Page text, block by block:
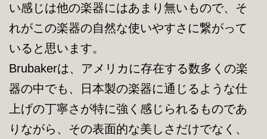
い感じは他の楽器にはあまり無いもので、そ
れがこの楽器の自然な使いやすさに繋がって
いると思います。
Brubakerは、アメリカに存在する数多くの楽
器の中でも、日本製の楽器に通じるような仕
上げの丁寧さが特に強く感じられるものであ
りながら、その表面的な美しさだけでなく、